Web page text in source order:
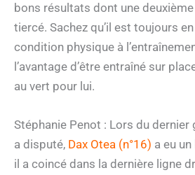
bons résultats dont une
tiercé. Sachez qu’il est toujours
condition physique à
l’avantage d’être entraîné sur
au vert pour lui.
Stéphanie Penot : Lors du dernier
a disputé, Dax Otea (n°16) a eu
il a coincé dans la dernière ligne